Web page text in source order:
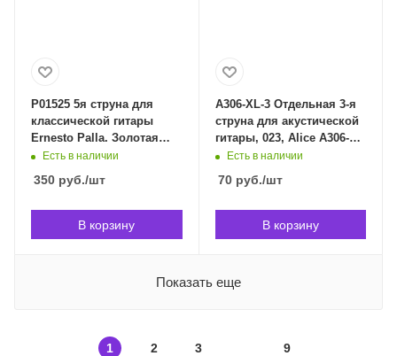
P01525 5я струна для
классической гитары
Ernesto Palla. Золотая
оплётка,шарик, .036. Ernie
Есть в наличии
350 руб./шт
В корзину
A306-XL-3 Отдельная 3-я
струна для акустической
гитары, 023, Alice A306-
XL-3 в Владивостоке
Есть в наличии
70руб./шт
В корзину
Показать еще
1 2 3 9